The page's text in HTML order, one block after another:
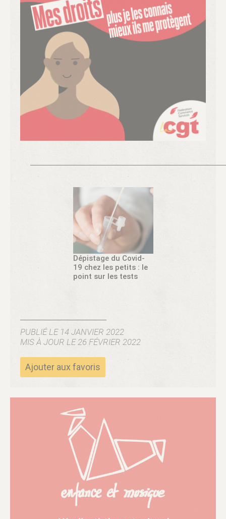
Dépistage du Covid-
19 chez les petits : le
point sur les tests
PUBLIÉ LE 14 JANVIER 2022
MIS À JOUR LE 26 FÉVRIER 2022
Ajouter aux favoris